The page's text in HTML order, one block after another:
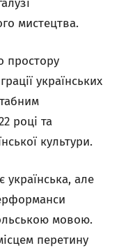
мистецтва.
простору
українських
році та
культури.
але
мовою.
перетину